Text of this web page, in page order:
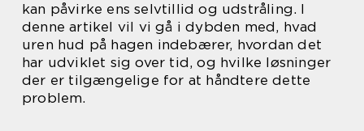
kan påvirke ens selvtillid og udstråling. I
denne artikel vil vi gå i dybden med, hvad
uren hud på hagen indebærer, hvordan det
har udviklet sig over tid, og hvilke løsninger
der er tilgængelige for at håndtere dette
problem.